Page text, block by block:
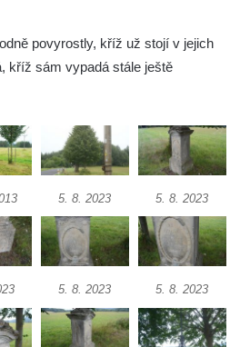
v Kozlech
u cesty na Lovoš
čp. 49 ve Svojkově
hřbitova v Horním
v Mezné
od Sloupu v
Panny Marie v
povyrostly, kříž už stojí v jejich
kříž sám vypadá stále ještě
5. 8. 2023 5. 8. 2023
5. 8. 2023 5. 8. 2023